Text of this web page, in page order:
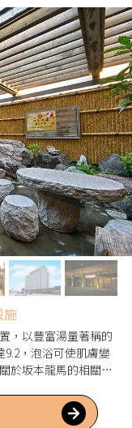
施
，以豐富湯量著稱的
9.2，泡浴可使肌膚變
於坂本龍馬的相關圖